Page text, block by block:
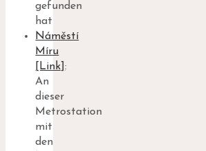
gefunden
hat
Náměstí
Míru
[Link]:
An
dieser
Metrostation
mit
den